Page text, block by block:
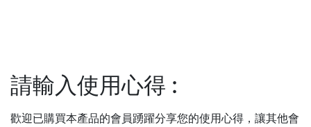
請輸入使用心得 :
歡迎已購買本產品的會員踴躍分享您的使用心得，讓其他會